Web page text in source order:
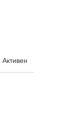
Активен